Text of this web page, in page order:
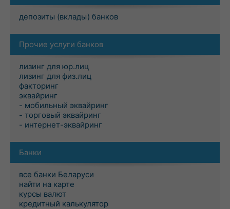
депозиты (вклады) банков
Прочие услуги банков
лизинг для юр.лиц
лизинг для физ.лиц
факторинг
эквайринг
- мобильный эквайринг
- торговый эквайринг
- интернет-эквайринг
Банки
все банки Беларуси
найти на карте
курсы валют
кредитный калькулятор